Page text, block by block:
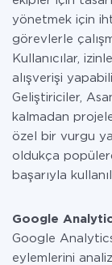
yönetmek için
görevlerle
Kullanıcılar,
alışverişi
Geliştiriciler,
kalmadan
özel bir vurgu
oldukça
başarıyla
Google
Google
eylemlerini